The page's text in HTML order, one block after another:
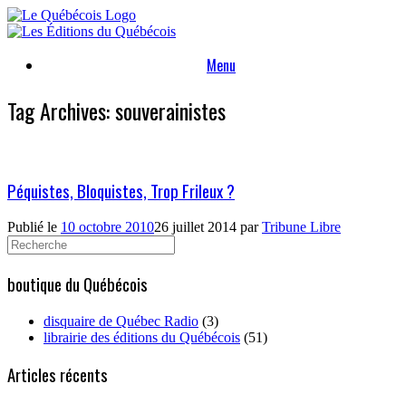
Skip
to
Menu
Tag Archives:souverainistes
Péquistes, Bloquistes, Trop Frileux ?
Publié le 10 octobre 201026 juillet 2014 parTribune Libre
Search
for:
boutique du Québécois
disquaire de Québec Radio (3)
librairie des éditions du Québécois (51)
Articles récents